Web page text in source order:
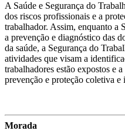
A Saúde e Segurança do
dos riscos profissionais e a
trabalhador. Assim, enquanto a
a prevenção e diagnóstico das
da saúde, a Segurança do
atividades que visam a
trabalhadores estão expostos e
prevenção e proteção coletiva
Morada